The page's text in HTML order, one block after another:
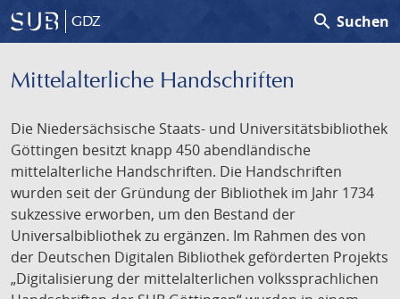
GDZ search Suchen
Mittelalterliche Handschriften
Die Niedersächsische Staats- und Universitätsbibliothek
Göttingen besitzt knapp 450 abendländische
mittelalterliche Handschriften. Die Handschriften
wurden seit der Gründung der Bibliothek im Jahr 1734
sukzessive erworben, um den Bestand der
Universalbibliothek zu ergänzen. Im Rahmen des von
der Deutschen Digitalen Bibliothek geförderten Projekts
„Digitalisierung der mittelalterlichen volkssprachlichen